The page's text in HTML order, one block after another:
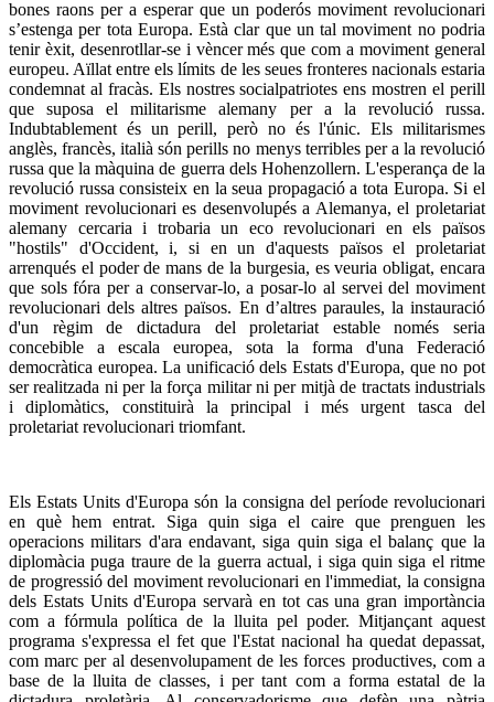
bones raons per a esperar que un poderós moviment revolucionari
s’estenga per tota Europa. Està clar que un tal moviment no podria
tenir èxit, desenrotllar-se i vèncer més que com a moviment general
europeu. Aïllat entre els límits de les seues fronteres nacionals estaria
condemnat al fracàs. Els nostres socialpatriotes ens mostren el perill
que suposa el militarisme alemany per a la revolució russa.
Indubtablement és un perill, però no és l'únic. Els militarismes
anglès, francès, italià són perills no menys terribles per a la revolució
russa que la màquina de guerra dels Hohenzollern. L'esperança de la
revolució russa consisteix en la seua propagació a tota Europa. Si el
moviment revolucionari es desenvolupés a Alemanya, el proletariat
alemany cercaria i trobaria un eco revolucionari en els països
"hostils" d'Occident, i, si en un d'aquests països el proletariat
arrenqués el poder de mans de la burgesia, es veuria obligat, encara
que sols fóra per a conservar-lo, a posar-lo al servei del moviment
revolucionari dels altres països. En d’altres paraules, la instauració
d'un règim de dictadura del proletariat estable només seria
concebible a escala europea, sota la forma d'una Federació
democràtica europea. La unificació dels Estats d'Europa, que no pot
ser realitzada ni per la força militar ni per mitjà de tractats industrials
i diplomàtics, constituirà la principal i més urgent tasca del
proletariat revolucionari triomfant.
Els Estats Units d'Europa són la consigna del període revolucionari
en què hem entrat. Siga quin siga el caire que prenguen les
operacions militars d'ara endavant, siga quin siga el balanç que la
diplomàcia puga traure de la guerra actual, i siga quin siga el ritme
de progressió del moviment revolucionari en l'immediat, la consigna
dels Estats Units d'Europa servarà en tot cas una gran importància
com a fórmula política de la lluita pel poder. Mitjançant aquest
programa s'expressa el fet que l'Estat nacional ha quedat depassat,
com marc per al desenvolupament de les forces productives, com a
base de la lluita de classes, i per tant com a forma estatal de la